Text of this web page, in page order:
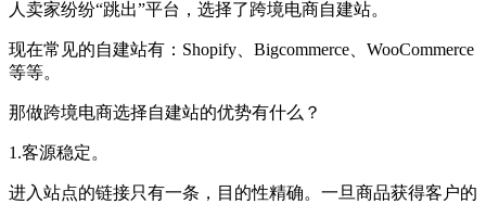
人卖家纷纷“跳出”平台，选择了跨境电商自建站。
现在常见的自建站有：Shopify、Bigcommerce、WooCommerce
等等。
那做跨境电商选择自建站的优势有什么？
1.客源稳定。
进入站点的链接只有一条，目的性精确。一旦商品获得客户的